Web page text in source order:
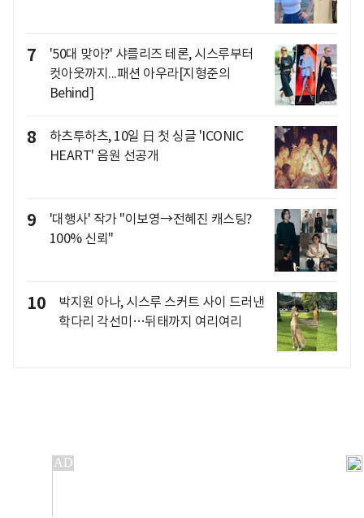
7
'50대 맞아?' 샤를리즈 테론, 시스루부터
컷아웃까지...패션 아우라[지형준의
Behind]
8
하츠투하츠, 10일 日 첫 싱글 'ICONIC
HEART' 음원 선공개
9
'대행사' 작가 "이보영→전혜진 캐스팅?
100% 신뢰"
10
박지원 아나, 시스루 스커트 사이 드러낸
학다리 각선미…뒤태까지 여리여리